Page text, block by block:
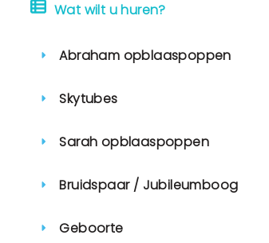
Wat wilt u huren?
Abraham opblaaspoppen
Skytubes
Sarah opblaaspoppen
Bruidspaar / Jubileumboog
Geboorte